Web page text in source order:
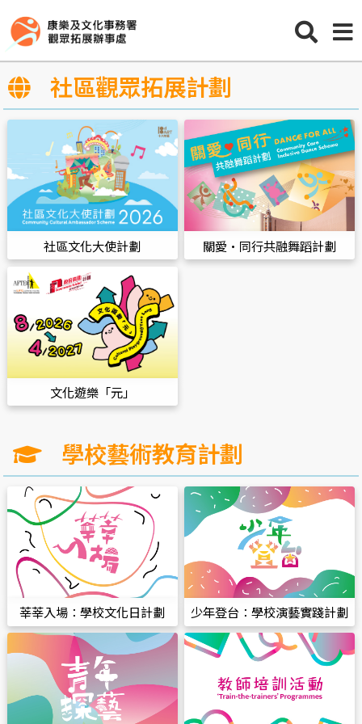
社區觀眾拓展計劃
社區文化大使計劃 關愛•同行共融舞蹈計劃
文化遊樂「元」
學校藝術教育計劃
莘莘入場：學校文化日計劃 少年登台：學校演藝實踐計劃